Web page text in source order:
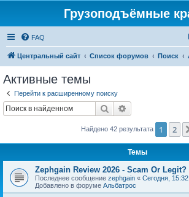
Грузоподъёмные
FAQ
Центральный сайт Список форумов Поиск
Активные темы
Перейти к расширенному поиску
Поиск
Найдено 42 результата 1 2
Темы
Zephgain Review 2026 - Scam Or Legit?
Последнее сообщение zephgain « Сегодня, 15:32
Добавлено в форуме Альбатрос